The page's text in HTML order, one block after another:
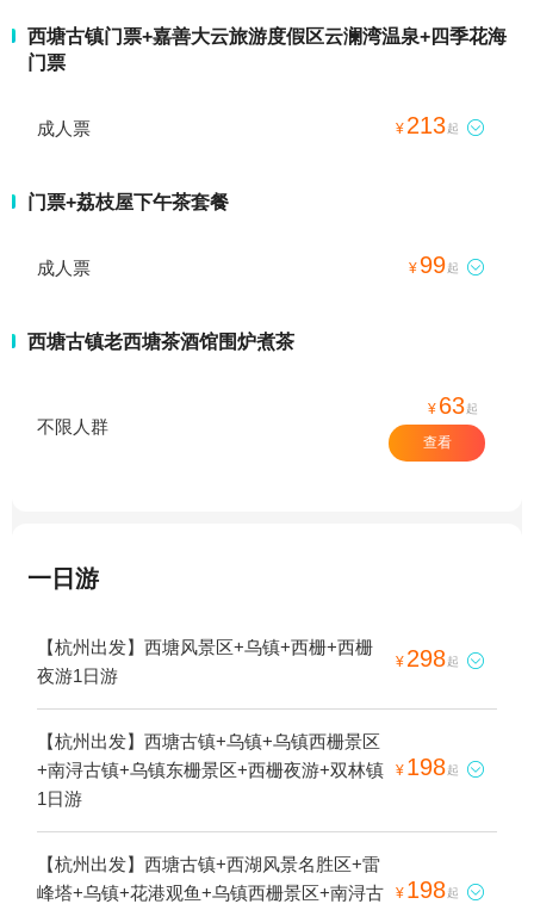
西塘古镇门票+嘉善大云旅游度假区云澜湾温泉+四季花海
门票
成人票 ¥ 213起 
门票+荔枝屋下午茶套餐
成人票 ¥ 99起 
西塘古镇老西塘茶酒馆围炉煮茶
不限人群
¥ 63起
查看
一日游
【杭州出发】西塘风景区+乌镇+西栅+西栅
夜游1日游
¥ 298起 
【杭州出发】西塘古镇+乌镇+乌镇西栅景区
+南浔古镇+乌镇东栅景区+西栅夜游+双林镇
1日游
¥ 198起 
【杭州出发】西塘古镇+西湖风景名胜区+雷
峰塔+乌镇+花港观鱼+乌镇西栅景区+南浔古
¥ 198起 